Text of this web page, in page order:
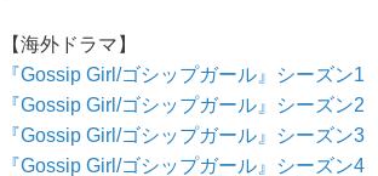
【海外ドラマ】
『Gossip Girl/ゴシップガール』シーズン1
『Gossip Girl/ゴシップガール』シーズン2
『Gossip Girl/ゴシップガール』シーズン3
『Gossip Girl/ゴシップガール』シーズン4